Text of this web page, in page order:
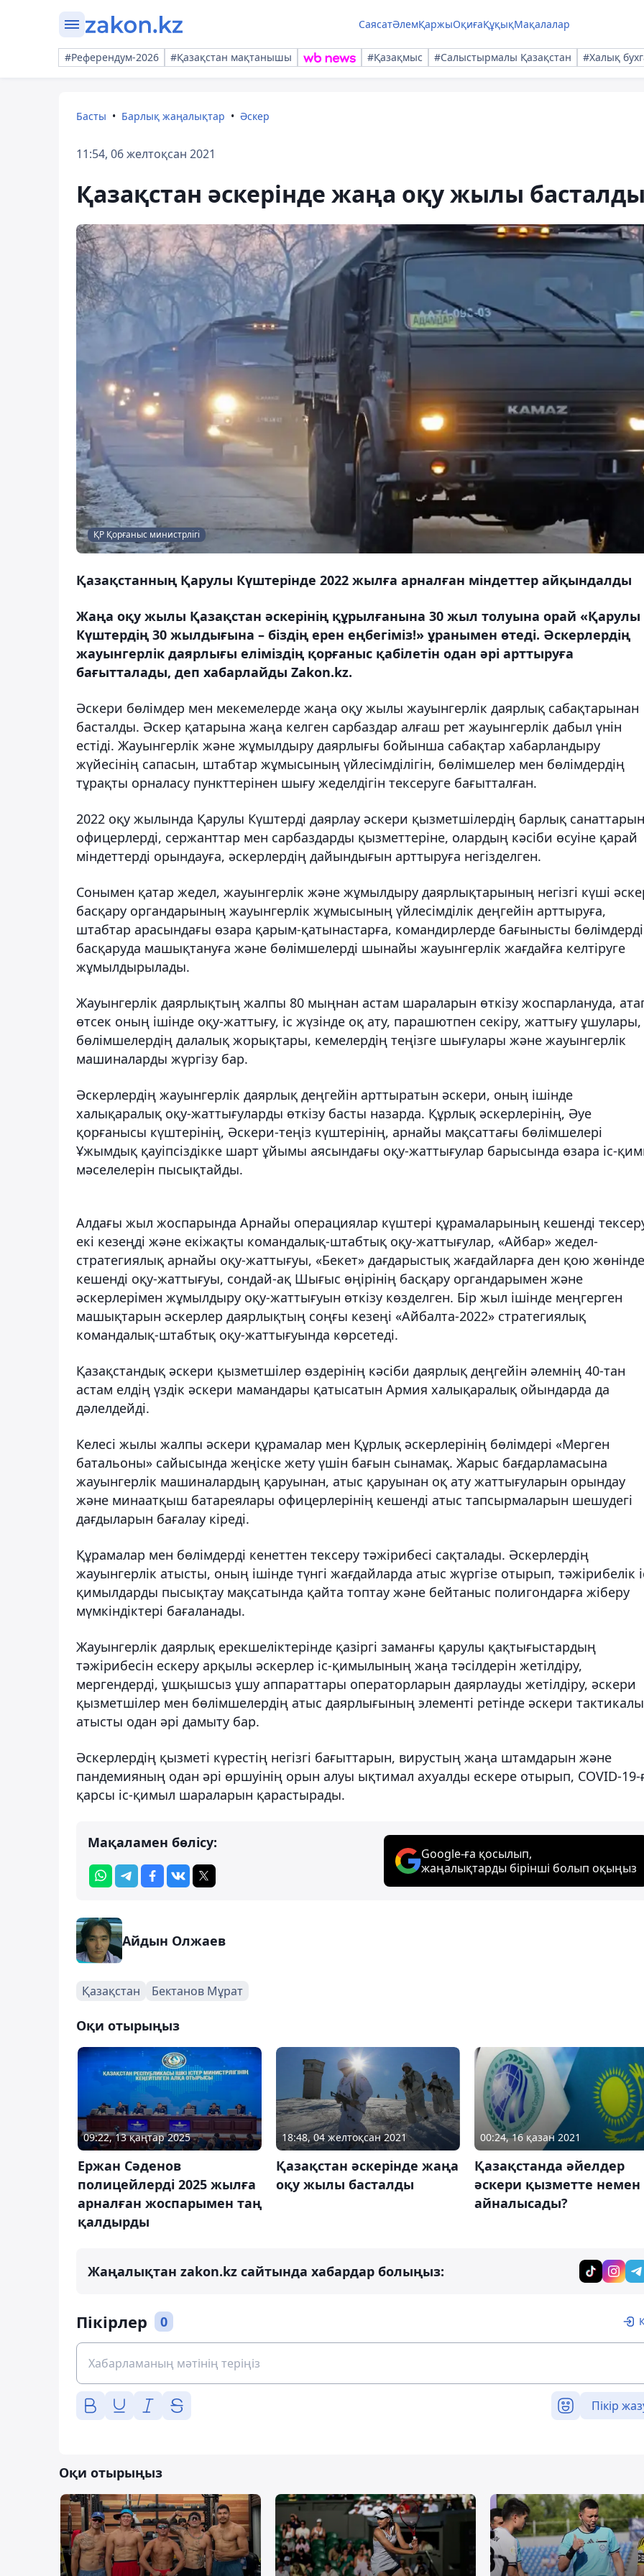
СаясатӘлемҚаржыОқиғаҚұқықМақалалар
#Референдум-2026 #Қазақстан мақтанышы #Қазақмыс #Салыстырмалы Қазақстан #Халық
Басты Барлық жаңалықтар Әскер
11:54, 06 желтоқсан 2021
Қазақстан әскерінде жаңа оқу жылы
ҚР Қорғаныс министрлігі
Қазақстанның Қарулы Күштерінде 2022 жылға арналған міндеттер айқындалды
Жаңа оқу жылы Қазақстан әскерінің құрылғанына 30 жыл толуына орай «Қарулы
Күштердің 30 жылдығына – біздің ерен еңбегіміз!» ұранымен өтеді. Әскерлердің
жауынгерлік даярлығы еліміздің қорғаныс қабілетін одан әрі арттыруға
бағытталады, деп хабарлайды Zakon.kz.
Әскери бөлімдер мен мекемелерде жаңа оқу жылы жауынгерлік даярлық сабақтарынан
басталды. Әскер қатарына жаңа келген сарбаздар алғаш рет жауынгерлік дабыл үнін
естіді. Жауынгерлік және жұмылдыру даярлығы бойынша сабақтар хабарландыру
жүйесінің сапасын, штабтар жұмысының үйлесімділігін, бөлімшелер мен бөлімдердің
тұрақты орналасу пункттерінен шығу жеделдігін тексеруге бағытталған.
2022 оқу жылында Қарулы Күштерді даярлау әскери қызметшілердің барлық
офицерлерді, сержанттар мен сарбаздарды қызметтеріне, олардың кәсіби өсуіне қарай
міндеттерді орындауға, әскерлердің дайындығын арттыруға негізделген.
Сонымен қатар жедел, жауынгерлік және жұмылдыру даярлықтарының негізгі күші
басқару органдарының жауынгерлік жұмысының үйлесімділік деңгейін арттыруға,
штабтар арасындағы өзара қарым-қатынастарға, командирлерде бағынысты бөлімдерді
басқаруда машықтануға және бөлімшелерді шынайы жауынгерлік жағдайға келтіруге
жұмылдырылады.
Жауынгерлік даярлықтың жалпы 80 мыңнан астам шараларын өткізу жоспарлануда,
өтсек оның ішінде оқу-жаттығу, іс жүзінде оқ ату, парашютпен секіру, жаттығу ұшулары,
бөлімшелердің далалық жорықтары, кемелердің теңізге шығулары және жауынгерлік
машиналарды жүргізу бар.
Әскерлердің жауынгерлік даярлық деңгейін арттыратын әскери, оның ішінде
халықаралық оқу-жаттығуларды өткізу басты назарда. Құрлық әскерлерінің, Әуе
қорғанысы күштерінің, Әскери-теңіз күштерінің, арнайы мақсаттағы бөлімшелері
Ұжымдық қауіпсіздікке шарт ұйымы аясындағы оқу-жаттығулар барысында өзара іс-
мәселелерін пысықтайды.
Алдағы жыл жоспарында Арнайы операциялар күштері құрамаларының кешенді
екі кезеңді және екіжақты командалық-штабтық оқу-жаттығулар, «Айбар» жедел-
стратегиялық арнайы оқу-жаттығуы, «Бекет» дағдарыстық жағдайларға ден қою
кешенді оқу-жаттығуы, сондай-ақ Шығыс өңірінің басқару органдарымен және
әскерлерімен жұмылдыру оқу-жаттығуын өткізу көзделген. Бір жыл ішінде меңгерген
машықтарын әскерлер даярлықтың соңғы кезеңі «Айбалта-2022» стратегиялық
командалық-штабтық оқу-жаттығуында көрсетеді.
Қазақстандық әскери қызметшілер өздерінің кәсіби даярлық деңгейін әлемнің 40-тан
астам елдің үздік әскери мамандары қатысатын Армия халықаралық ойындарда да
дәлелдейді.
Келесі жылы жалпы әскери құрамалар мен Құрлық әскерлерінің бөлімдері «Мерген
батальоны» сайысында жеңіске жету үшін бағын сынамақ. Жарыс бағдарламасына
жауынгерлік машиналардың қаруынан, атыс қаруынан оқ ату жаттығуларын орындау
және минаатқыш батареялары офицерлерінің кешенді атыс тапсырмаларын шешудегі
дағдыларын бағалау кіреді.
Құрамалар мен бөлімдерді кенеттен тексеру тәжірибесі сақталады. Әскерлердің
жауынгерлік атысты, оның ішінде түнгі жағдайларда атыс жүргізе отырып, тәжірибелік
қимылдарды пысықтау мақсатында қайта топтау және бейтаныс полигондарға жіберу
мүмкіндіктері бағаланады.
Жауынгерлік даярлық ерекшеліктерінде қазіргі заманғы қарулы қақтығыстардың
тәжірибесін ескеру арқылы әскерлер іс-қимылының жаңа тәсілдерін жетілдіру,
мергендерді, ұшқышсыз ұшу аппараттары операторларын даярлауды жетілдіру, әскери
қызметшілер мен бөлімшелердің атыс даярлығының элементі ретінде әскери
атысты одан әрі дамыту бар.
Әскерлердің қызметі күрестің негізгі бағыттарын, вирустың жаңа штамдарын және
пандемияның одан әрі өршуінің орын алуы ықтимал ахуалды ескере отырып, COVID-19-
қарсы іс-қимыл шараларын қарастырады.
Мақаламен бөлісу:
Google-ға қосылып,
жаңалықтарды бірінші болып оқыңыз
Айдын Олжаев
Қазақстан Бектанов Мұрат
Оқи отырыңыз
09:22, 13 қаңтар 2025
Ержан Сәденов
полицейлерді 2025 жылға
арналған жоспарымен таң
қалдырды
18:48, 04 желтоқсан 2021
Қазақстан әскерінде жаңа
оқу жылы басталды
00:24, 16 қазан 2021
Қазақстанда әйелдер
әскери қызметте немен
айналысады?
Жаңалықтан zakon.kz сайтында хабардар болыңыз:
Пікірлер 0
Пікір
Оқи отырыңыз